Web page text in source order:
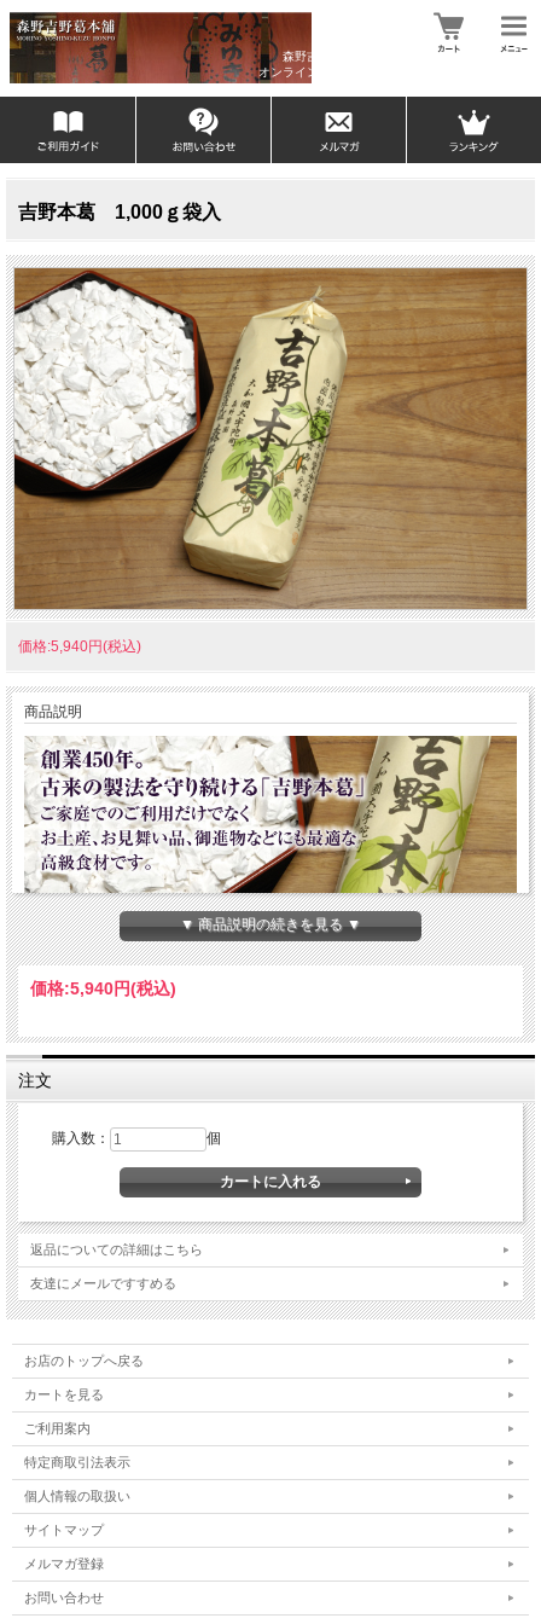
森野吉野葛本舗
オンラインショップ
吉野本葛 1,000ｇ袋入
価格:5,940円(税込)
商品説明
▼ 商品説明の続きを見る ▼
価格:5,940円(税込)
注文
購入数： 個
返品についての詳細はこちら
友達にメールですすめる
お店のトップへ戻る
カートを見る
ご利用案内
特定商取引法表示
個人情報の取扱い
サイトマップ
メルマガ登録
お問い合わせ